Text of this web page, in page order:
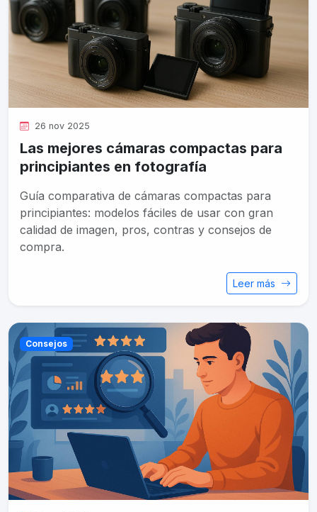
26 nov 2025
Las mejores cámaras compactas para
principiantes en fotografía
Guía comparativa de cámaras compactas para
principiantes: modelos fáciles de usar con gran
calidad de imagen, pros, contras y consejos de
compra.
Leer más
Consejos